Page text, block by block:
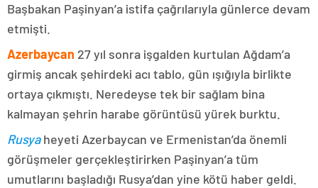
Başbakan Paşinyan’a istifa çağrılarıyla günlerce devam
etmişti.
Azerbaycan 27 yıl sonra işgalden kurtulan Ağdam’a
girmiş ancak şehirdeki acı tablo, gün ışığıyla birlikte
ortaya çıkmıştı. Neredeyse tek bir sağlam bina
kalmayan şehrin harabe görüntüsü yürek burktu.
Rusyaheyeti Azerbaycan ve Ermenistan’da önemli
görüşmeler gerçekleştirirken Paşinyan’a tüm
umutlarını başladığı Rusya’dan yine kötü haber geldi.